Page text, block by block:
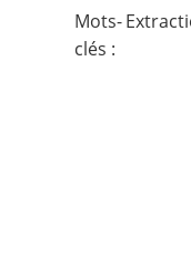
Mots-
clés :